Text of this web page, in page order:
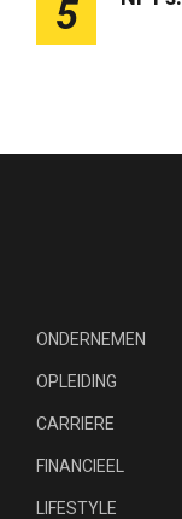
5
ONDERNEMEN
OPLEIDING
CARRIERE
FINANCIEEL
LIFESTYLE